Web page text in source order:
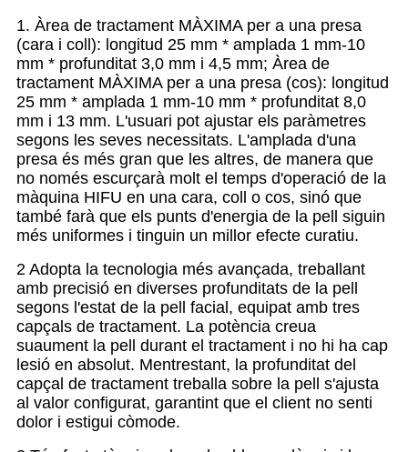
1. Àrea de tractament MÀXIMA per a una presa
(cara i coll): longitud 25 mm * amplada 1 mm-10
mm * profunditat 3,0 mm i 4,5 mm; Àrea de
tractament MÀXIMA per a una presa (cos): longitud
25 mm * amplada 1 mm-10 mm * profunditat 8,0
mm i 13 mm. L'usuari pot ajustar els paràmetres
segons les seves necessitats. L'amplada d'una
presa és més gran que les altres, de manera que
no només escurçarà molt el temps d'operació de la
màquina HIFU en una cara, coll o cos, sinó que
també farà que els punts d'energia de la pell siguin
més uniformes i tinguin un millor efecte curatiu.
2 Adopta la tecnologia més avançada, treballant
amb precisió en diverses profunditats de la pell
segons l'estat de la pell facial, equipat amb tres
capçals de tractament. La potència creua
suaument la pell durant el tractament i no hi ha cap
lesió en absolut. Mentrestant, la profunditat del
capçal de tractament treballa sobre la pell s'ajusta
al valor configurat, garantint que el client no senti
dolor i estigui còmode.